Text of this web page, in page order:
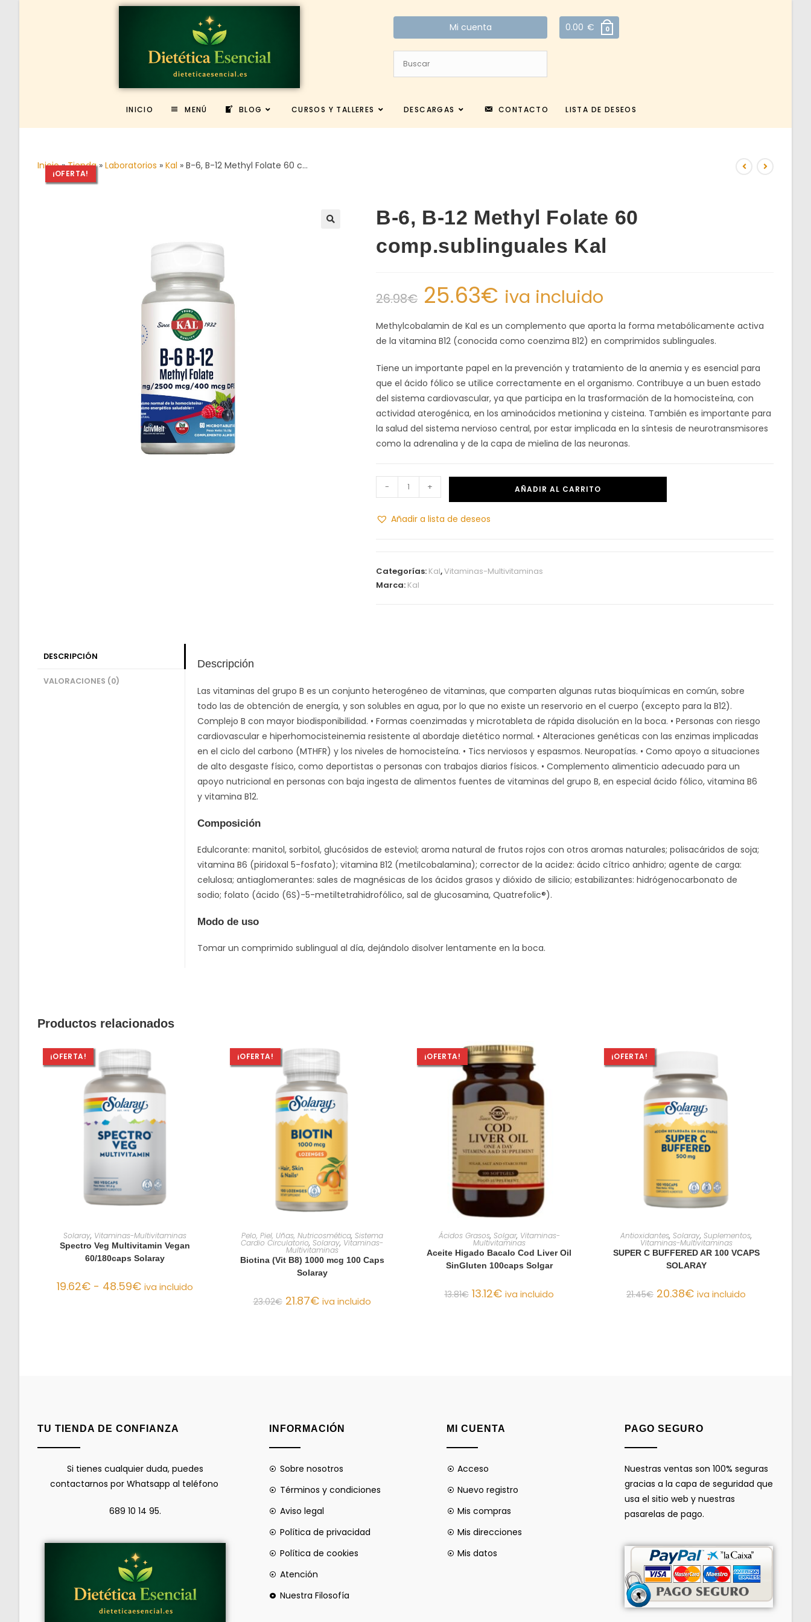
Mi cuenta 0.00 € 0
INICIO MENÚ BLOG CURSOS Y TALLERES DESCARGAS CONTACTO LISTA DE DESEOS
Inicio»Tienda» Laboratorios » Kal » B-6, B-12 Methyl Folate 60 c…
¡OFERTA!
B-6, B-12 Methyl Folate 60
comp.sublinguales Kal
26.98€ 25.63€ iva incluido
Methylcobalamin de Kal es un complemento que aporta la forma metabólicamente activa
de la vitamina B12 (conocida como coenzima B12) en comprimidos sublinguales.
Tiene un importante papel en la prevención y tratamiento de la anemia y es esencial para
que el ácido fólico se utilice correctamente en el organismo. Contribuye a un buen estado
del sistema cardiovascular, ya que participa en la trasformación de la homocisteína, con
actividad aterogénica, en los aminoácidos metionina y cisteina. También es importante para
la salud del sistema nervioso central, por estar implicada en la síntesis de neurotransmisores
como la adrenalina y de la capa de mielina de las neuronas.
- + AÑADIR AL CARRITO
Añadir a lista de deseos
Categorías: Kal,Vitaminas-Multivitaminas
Marca: Kal
DESCRIPCIÓN
VALORACIONES (0)
Descripción
Las vitaminas del grupo B es un conjunto heterogéneo de vitaminas, que comparten algunas rutas bioquímicas en común, sobre
todo las de obtención de energía, y son solubles en agua, por lo que no existe un reservorio en el cuerpo (excepto para la B12).
Complejo B con mayor biodisponibilidad. • Formas coenzimadas y microtableta de rápida disolución en la boca. • Personas con riesgo
cardiovascular e hiperhomocisteinemia resistente al abordaje dietético normal. • Alteraciones genéticas con las enzimas implicadas
en el ciclo del carbono (MTHFR) y los niveles de homocisteína. • Tics nerviosos y espasmos. Neuropatías. • Como apoyo a situaciones
de alto desgaste físico, como deportistas o personas con trabajos diarios físicos. • Complemento alimenticio adecuado para un
apoyo nutricional en personas con baja ingesta de alimentos fuentes de vitaminas del grupo B, en especial ácido fólico, vitamina B6
y vitamina B12.
Composición
Edulcorante: manitol, sorbitol, glucósidos de esteviol; aroma natural de frutos rojos con otros aromas naturales; polisacáridos de soja;
vitamina B6 (piridoxal 5-fosfato); vitamina B12 (metilcobalamina); corrector de la acidez: ácido cítrico anhidro; agente de carga:
celulosa; antiaglomerantes: sales de magnésicas de los ácidos grasos y dióxido de silicio; estabilizantes: hidrógenocarbonato de
sodio; folato (ácido (6S)-5-metiltetrahidrofólico, sal de glucosamina, Quatrefolic®).
Modo de uso
Tomar un comprimido sublingual al día, dejándolo disolver lentamente en la boca.
Productos relacionados
¡OFERTA!
SELECCIONAR OPCIONES
Solaray, Vitaminas-Multivitaminas
Spectro Veg Multivitamin Vegan
60/180caps Solaray
19.62€ - 48.59€ iva incluido
¡OFERTA!
AÑADIR AL CARRITO
Pelo, Piel, Uñas, Nutricosmética, Sistema
Cardio Circulatorio, Solaray, Vitaminas-
Multivitaminas
Biotina (Vit B8) 1000 mcg 100 Caps
Solaray
23.02€ 21.87€ iva incluido
¡OFERTA!
AÑADIR AL CARRITO
Ácidos Grasos, Solgar, Vitaminas-
Multivitaminas
Aceite Higado Bacalo Cod Liver Oil
SinGluten 100caps Solgar
13.81€ 13.12€ iva incluido
¡OFERTA!
AÑADIR AL CARRITO
Antioxidantes, Solaray, Suplementos,
Vitaminas-Multivitaminas
SUPER C BUFFERED AR 100 VCAPS
SOLARAY
21.45€ 20.38€ iva incluido
TU TIENDA DE CONFIANZA
Si tienes cualquier duda, puedes
contactarnos por Whatsapp al teléfono
689 10 14 95.
INFORMACIÓN
Sobre nosotros
Términos y condiciones
Aviso legal
Política de privacidad
Política de cookies
Atención
Nuestra Filosofía
MI CUENTA
Acceso
Nuevo registro
Mis compras
Mis direcciones
Mis datos
PAGO SEGURO
Nuestras ventas son 100% seguras
gracias a la capa de seguridad que
usa el sitio web y nuestras
pasarelas de pago.